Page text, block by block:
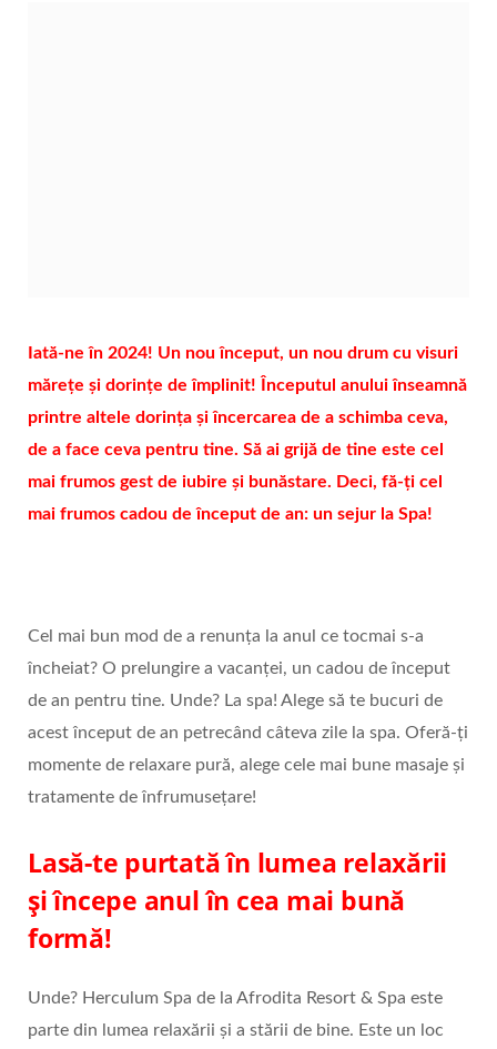
Iată-ne în 2024! Un nou început, un nou drum cu visuri
mărețe și dorințe de împlinit! Începutul anului înseamnă
printre altele dorința și încercarea de a schimba ceva,
de a face ceva pentru tine. Să ai grijă de tine este cel
mai frumos gest de iubire și bunăstare. Deci, fă-ți cel
mai frumos cadou de început de an: un sejur la Spa!
Cel mai bun mod de a renunța la anul ce tocmai s-a
încheiat? O prelungire a vacanței, un cadou de început
de an pentru tine. Unde? La spa! Alege să te bucuri de
acest început de an petrecând câteva zile la spa. Oferă-ți
momente de relaxare pură, alege cele mai bune masaje și
tratamente de înfrumusețare!
Lasă-te purtată în lumea relaxării
și începe anul în cea mai bună
formă!
Unde? Herculum Spa de la Afrodita Resort & Spa este
parte din lumea relaxării și a stării de bine. Este un loc